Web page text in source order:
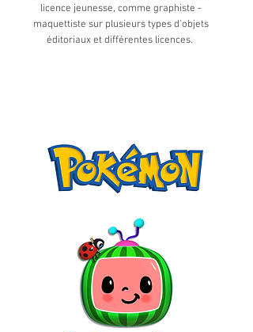
licence jeunesse, comme graphiste -
maquettiste sur plusieurs types d'objets
éditoriaux et différentes licences.